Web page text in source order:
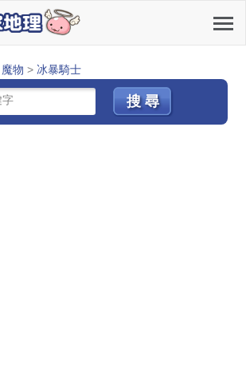
魔物 > 冰暴騎士